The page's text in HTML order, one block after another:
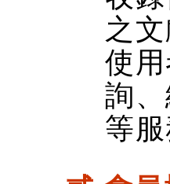
之
使
詢
等服